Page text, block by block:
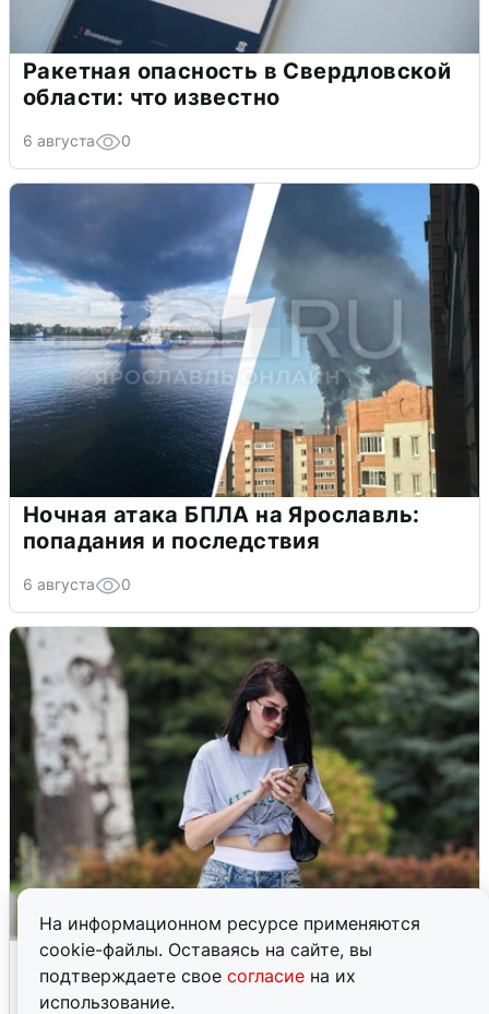
На информационном ресурсе применяются
cookie-файлы. Оставаясь на сайте, вы
подтверждаете свое согласие на их
использование.
Ракетная опасность в Свердловской
области: что известно
6 августа 0
Ночная атака БПЛА на Ярославль:
попадания и последствия
6 августа 0
Волгоградцы остались без
мобильного интернета